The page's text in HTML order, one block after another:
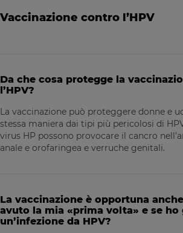
Description
Vaccinazione contro l’HPV
Da che cosa protegge la
l’HPV?
La vaccinazione può proteggere donne e
stessa maniera dai tipi più pericolosi di
virus HP possono provocare il cancro
anale e orofaringea e verruche genitali.
La vaccinazione è opportuna
avuto la mia «prima volta» e se ho
un’infezione da HPV?